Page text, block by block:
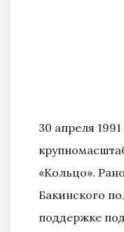
30 апреля
«Кольцо».
Бакинского
поддержке